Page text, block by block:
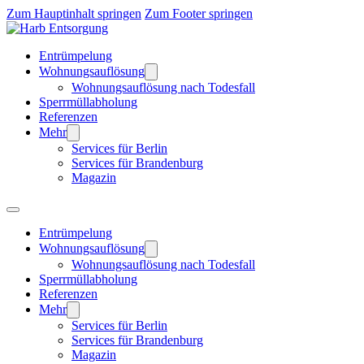
Zum Hauptinhalt springen Zum Footer springen
Entrümpelung
Wohnungsauflösung
Wohnungsauflösung nach Todesfall
Sperrmüllabholung
Referenzen
Mehr
Services für Berlin
Services für Brandenburg
Magazin
Entrümpelung
Wohnungsauflösung
Wohnungsauflösung nach Todesfall
Sperrmüllabholung
Referenzen
Mehr
Services für Berlin
Services für Brandenburg
Magazin